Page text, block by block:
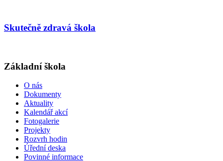
Skutečně zdravá škola
Základní škola
O nás
Dokumenty
Aktuality
Kalendář akcí
Fotogalerie
Projekty
Rozvrh hodin
Úřední deska
Povinné informace